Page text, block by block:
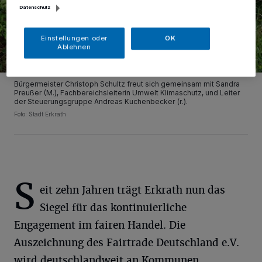
Bürgermeister Christoph Schultz freut sich gemeinsam mit Sandra
Preußer (M.), Fachbereichsleiterin Umwelt Klimaschutz, und Leiter
der Steuerungsgruppe Andreas Kuchenbecker (r.).
Foto: Stadt Erkrath
S eit zehn Jahren trägt Erkrath nun das
Siegel für das kontinuierliche
Engagement im fairen Handel. Die
Auszeichnung des Fairtrade Deutschland e.V.
Datenschutz
Einstellungen oder
Ablehnen
OK